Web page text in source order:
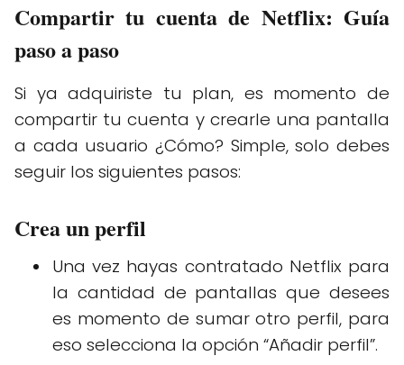
Compartir tu cuenta de Netflix: Guía
paso a paso
Si ya adquiriste tu plan, es momento de
compartir tu cuenta y crearle una pantalla
a cada usuario ¿Cómo? Simple, solo debes
seguir los siguientes pasos:
Crea un perfil
Una vez hayas contratado Netflix para
la cantidad de pantallas que desees
es momento de sumar otro perfil, para
eso selecciona la opción “Añadir perfil”.